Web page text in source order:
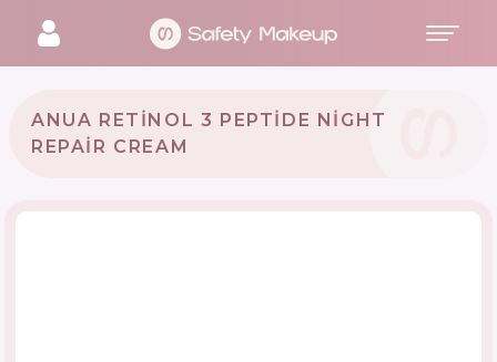
ANUA RETINOL 3 PEPTIDE NIGHT
REPAIR CREAM